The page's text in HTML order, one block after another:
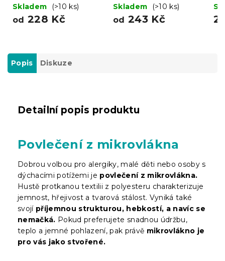
Skladem
(>10 ks)
od 228 Kč
Skladem
(>10 ks)
od 243 Kč
Popis Diskuze
Detailní popis produktu
Povlečení z mikrovlákna
Dobrou volbou pro alergiky, malé děti nebo osoby s
dýchacími potížemi je povlečení z mikrovlákna.
Hustě protkanou textilii z polyesteru charakterizuje
jemnost, hřejivost a tvarová stálost. Vyniká také
svojí příjemnou strukturou, hebkostí, a navíc se
nemačká. Pokud preferujete snadnou údržbu,
teplo a jemné pohlazení, pak právě mikrovlákno je
pro vás jako stvořené.